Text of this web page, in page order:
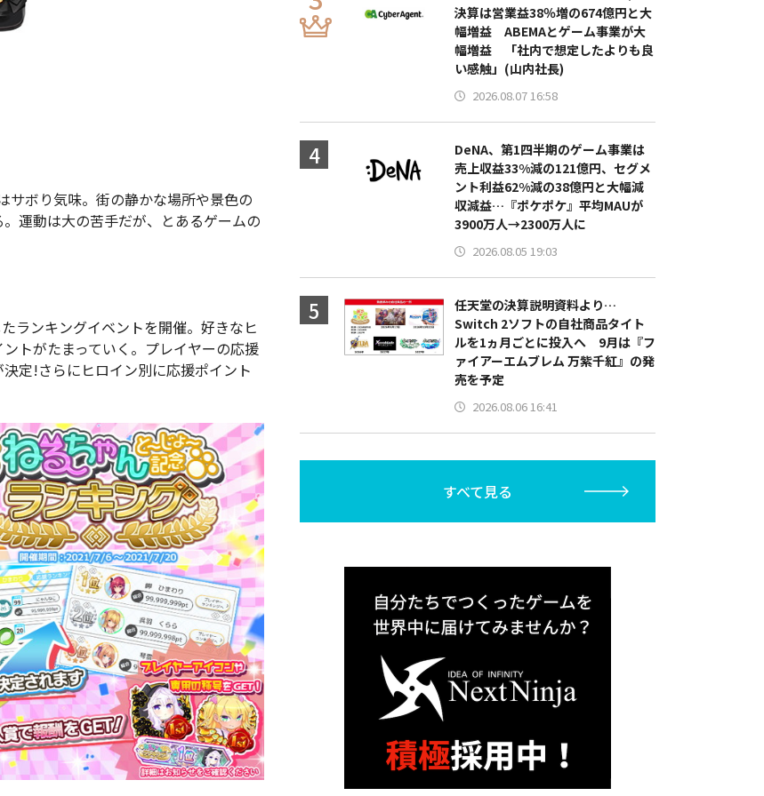
サボり気味。街の静かな場所や景色の
運動は大の苦手だが、とあるゲームの
ランキングイベントを開催。好きなヒ
トがたまっていく。プレイヤーの応援
定!さらにヒロイン別に応援ポイント
決算は営業益38％増の674億円と大
幅増益 ABEMAとゲーム事業が大
幅増益 「社内で想定したよりも良
い感触」(山内社長)
2026.08.07 16:58
DeNA、第1四半期のゲーム事業は
売上収益33%減の121億円、セグメ
ント利益62%減の38億円と大幅減
収減益…『ポケポケ』平均MAUが
3900万人→2300万人に
2026.08.05 19:03
任天堂の決算説明資料より…
Switch 2ソフトの自社商品タイト
ルを1ヵ月ごとに投入へ 9月は『フ
ァイアーエムブレム 万紫千紅』の発
売を予定
2026.08.06 16:41
すべて見る